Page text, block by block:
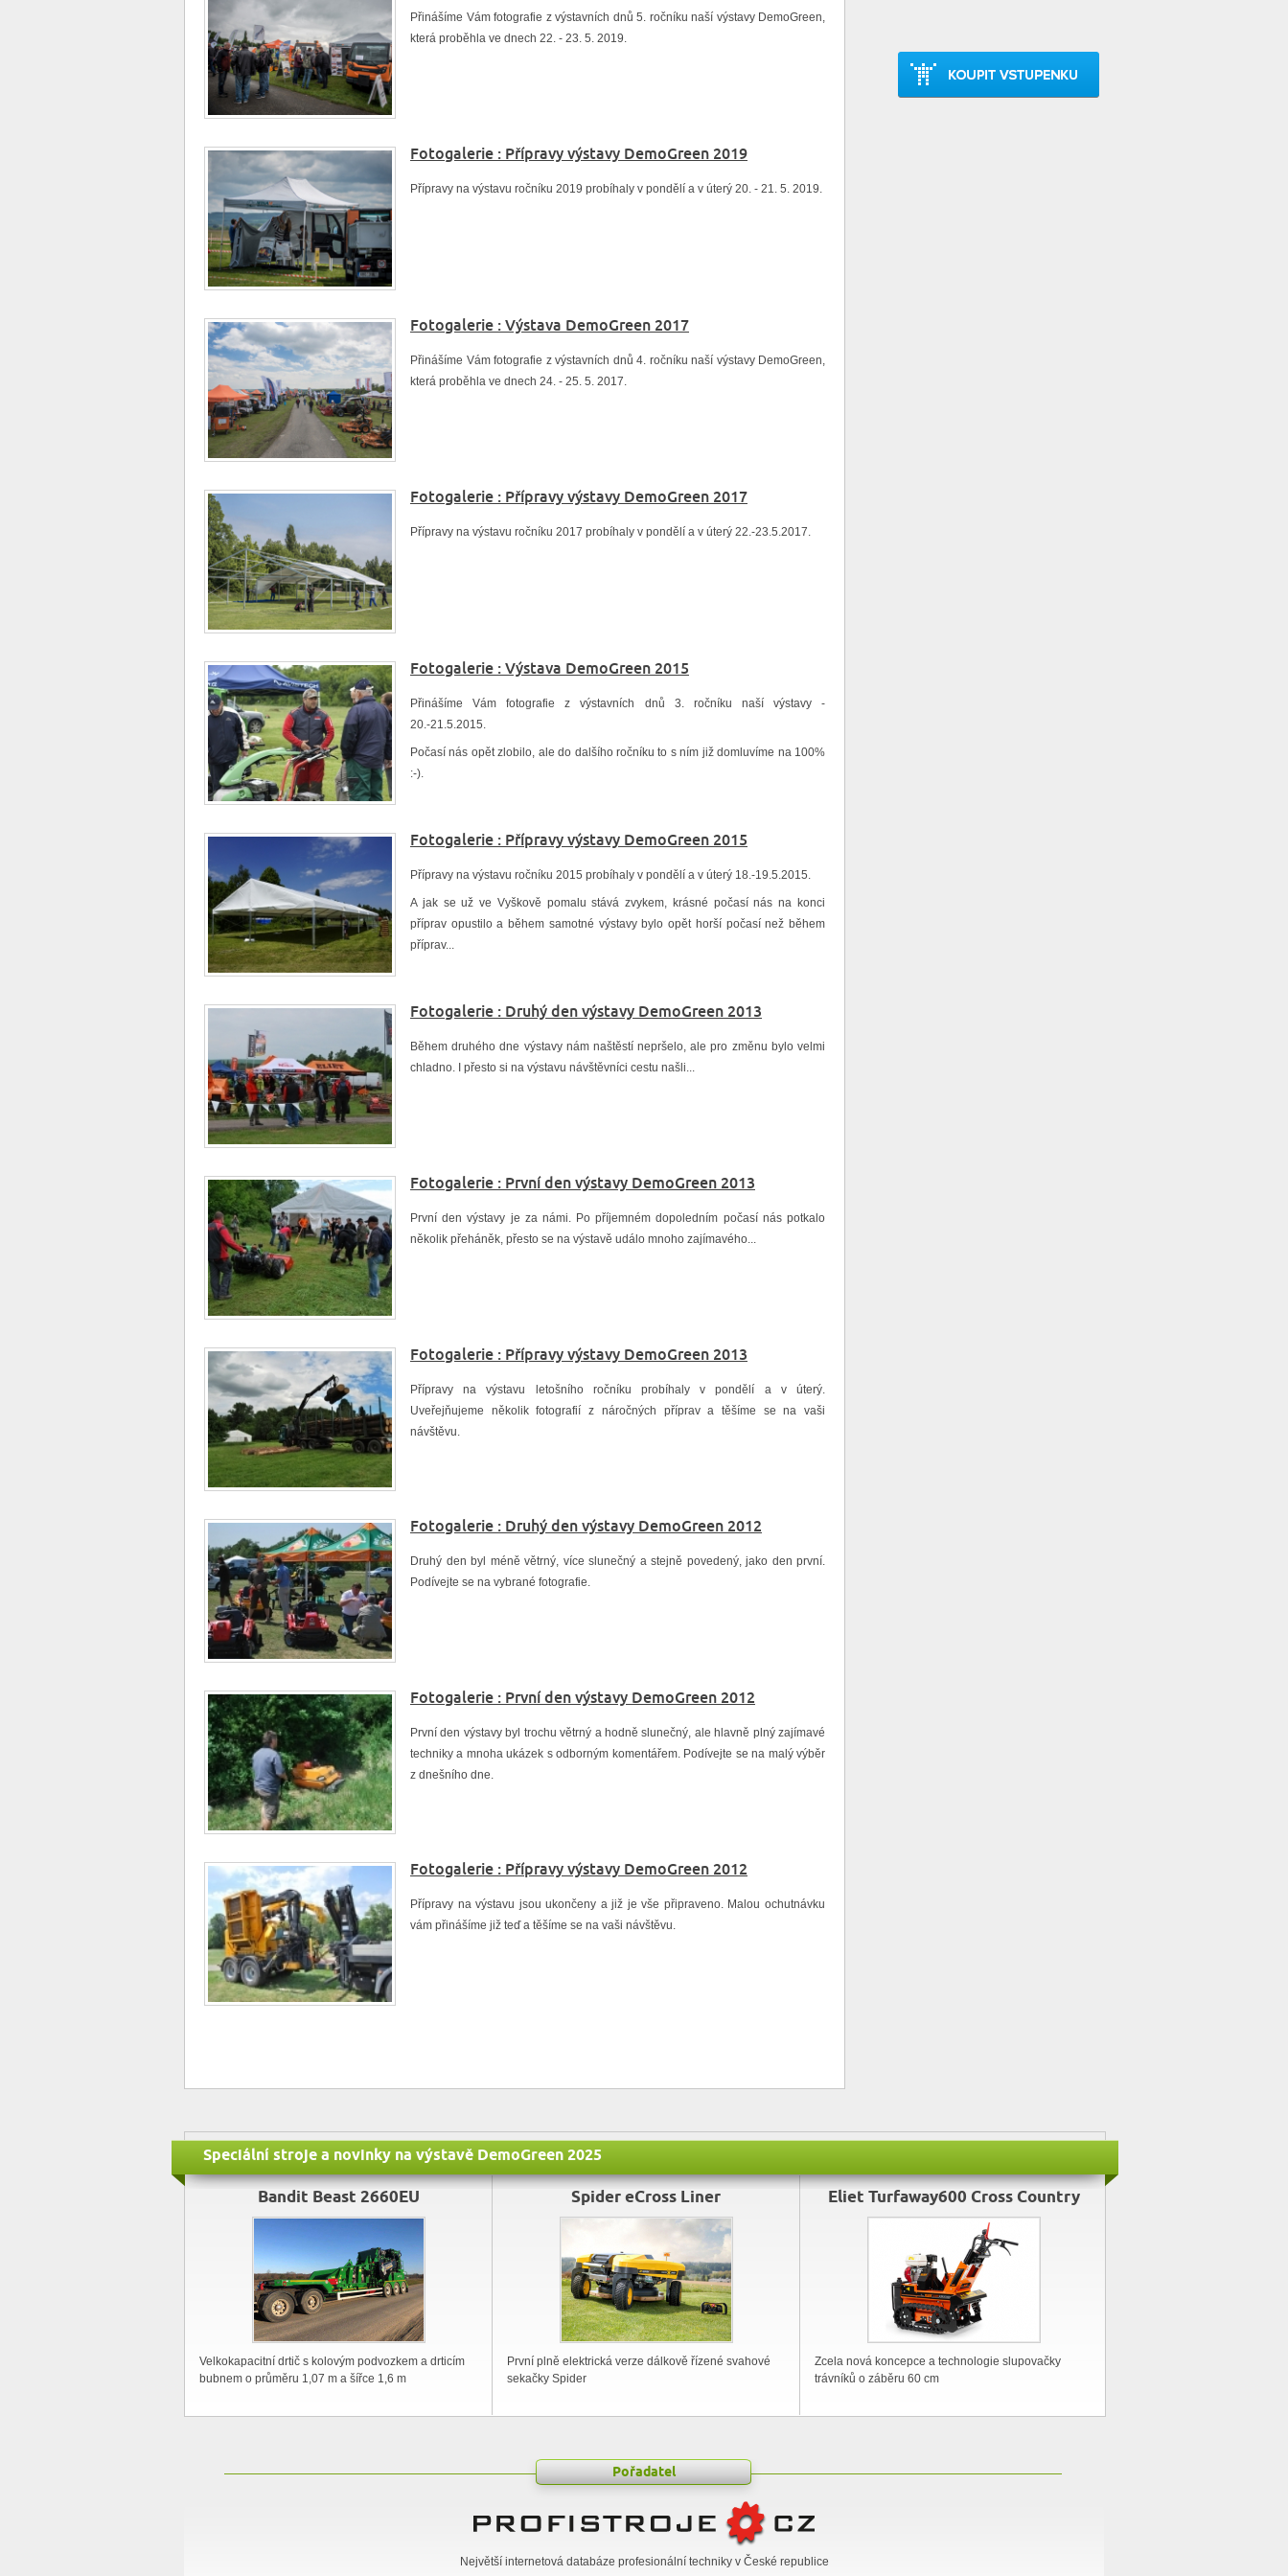
Přinášíme Vám fotografie z výstavních dnů 5. ročníku naší výstavy DemoGreen,
která proběhla ve dnech 22. - 23. 5. 2019.
Fotogalerie : Přípravy výstavy DemoGreen 2019
Přípravy na výstavu ročníku 2019 probíhaly v pondělí a v úterý 20. - 21. 5. 2019.
Fotogalerie : Výstava DemoGreen 2017
Přinášíme Vám fotografie z výstavních dnů 4. ročníku naší výstavy DemoGreen,
která proběhla ve dnech 24. - 25. 5. 2017.
Fotogalerie : Přípravy výstavy DemoGreen 2017
Přípravy na výstavu ročníku 2017 probíhaly v pondělí a v úterý 22.-23.5.2017.
Fotogalerie : Výstava DemoGreen 2015
Přinášíme Vám fotografie z výstavních dnů 3. ročníku naší výstavy -
20.-21.5.2015.
Počasí nás opět zlobilo, ale do dalšího ročníku to s ním již domluvíme na 100%
:-).
Fotogalerie : Přípravy výstavy DemoGreen 2015
Přípravy na výstavu ročníku 2015 probíhaly v pondělí a v úterý 18.-19.5.2015.
A jak se už ve Vyškově pomalu stává zvykem, krásné počasí nás na konci
příprav opustilo a během samotné výstavy bylo opět horší počasí než během
příprav...
Fotogalerie : Druhý den výstavy DemoGreen 2013
Během druhého dne výstavy nám naštěstí nepršelo, ale pro změnu bylo velmi
chladno. I přesto si na výstavu návštěvníci cestu našli...
Fotogalerie : První den výstavy DemoGreen 2013
První den výstavy je za námi. Po příjemném dopoledním počasí nás potkalo
několik přeháněk, přesto se na výstavě událo mnoho zajímavého...
Fotogalerie : Přípravy výstavy DemoGreen 2013
Přípravy na výstavu letošního ročníku probíhaly v pondělí a v úterý.
Uveřejňujeme několik fotografií z náročných příprav a těšíme se na vaši
návštěvu.
Fotogalerie : Druhý den výstavy DemoGreen 2012
Druhý den byl méně větrný, více slunečný a stejně povedený, jako den první.
Podívejte se na vybrané fotografie.
Fotogalerie : První den výstavy DemoGreen 2012
První den výstavy byl trochu větrný a hodně slunečný, ale hlavně plný zajímavé
techniky a mnoha ukázek s odborným komentářem. Podívejte se na malý výběr
z dnešního dne.
Fotogalerie : Přípravy výstavy DemoGreen 2012
Přípravy na výstavu jsou ukončeny a již je vše připraveno. Malou ochutnávku
vám přinášíme již teď a těšíme se na vaši návštěvu.
Speciální stroje a novinky na výstavě DemoGreen 2025
Bandit Beast 2660EU
Velkokapacitní drtič s kolovým podvozkem a drticím
bubnem o průměru 1,07 m a šířce 1,6 m
Spider eCross Liner
První plně elektrická verze dálkově řízené svahové
sekačky Spider
Eliet Turfaway600 Cross Country
Zcela nová koncepce a technologie slupovačky
trávníků o záběru 60 cm
Pořadatel
Největší internetová databáze profesionální techniky v České republice